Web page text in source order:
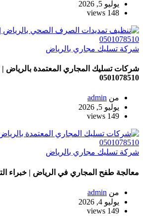
يوليو 5, 2026
148 views
شركة تسليك مجاري بالرياض
شركات تسليك المجاري المعتمدة بالرياض |
0501078510
من admin
يوليو 5, 2026
149 views
شركة تسليك مجاري بالرياض
معالجة طفح المجاري في الرياض | خبراء التسليك
من admin
يوليو 4, 2026
149 views